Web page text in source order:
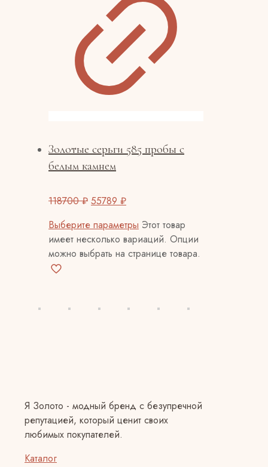
Золотые серьги 585 пробы с
белым камнем
118700₽ 55789 ₽
Выберите параметры Этот товар
имеет несколько вариаций. Опции
можно выбрать на странице товара.
Я Золото - модный бренд с безупречной
репутацией, который ценит своих
любимых покупателей.
Каталог